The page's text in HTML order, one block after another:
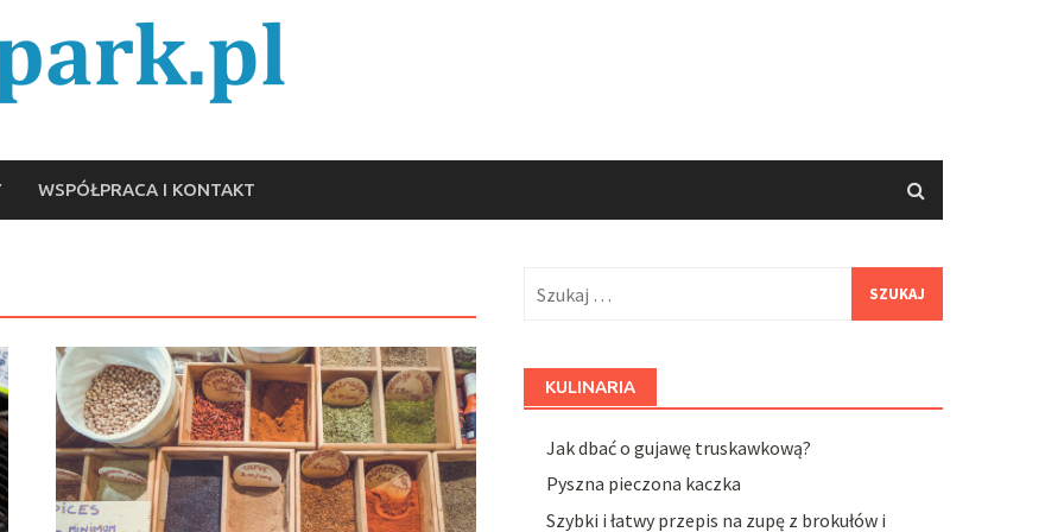
WSPÓŁPRACA I KONTAKT
KULINARIA
Jak dbać o gujawę truskawkową?
Pyszna pieczona kaczka
Szybki i łatwy przepis na zupę z brokułów i